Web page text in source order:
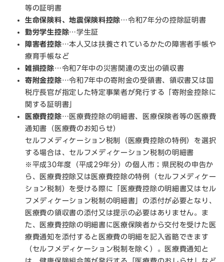
等の証明書
生命保険料、地震保険料控除…令和7年分の控除証明書
勤労学生控除…学生証
障害者控除…本人又は扶養されているかたの障害者手帳や
療育手帳など
雑損控除…令和7年中の災害関連の支出の領収書
寄附金控除…令和7年中の寄附金の受領書、領収書又は国
税庁長官が指定した特定事業者が発行する「寄附金控除に
関する証明書」
医療費控除…医療費控除の明細書、医療保険者等の医療費
通知書（医療費のお知らせ）
セルフメディケーション税制（医療費控除の特例）を選択
する場合は、セルフメディケーション税制の明細書
※平成30年度（平成29年分）の個人市；県民税の申告か
ら、医療費控除又は医療費控除の特例（セルフメディケー
ション税制）を受ける際に「医療費控除の明細書又はセル
フメディケーション税制の明細書」の添付が必要となり、
医療費の領収書の添付又は提示の必要はありません。ま
た、医療費控除の明細書に医療保険者から交付を受けた医
療費通知を添付すると医療費の明細を記入省略できます
（セルフメディケーション税制を除く）。医療費通知と